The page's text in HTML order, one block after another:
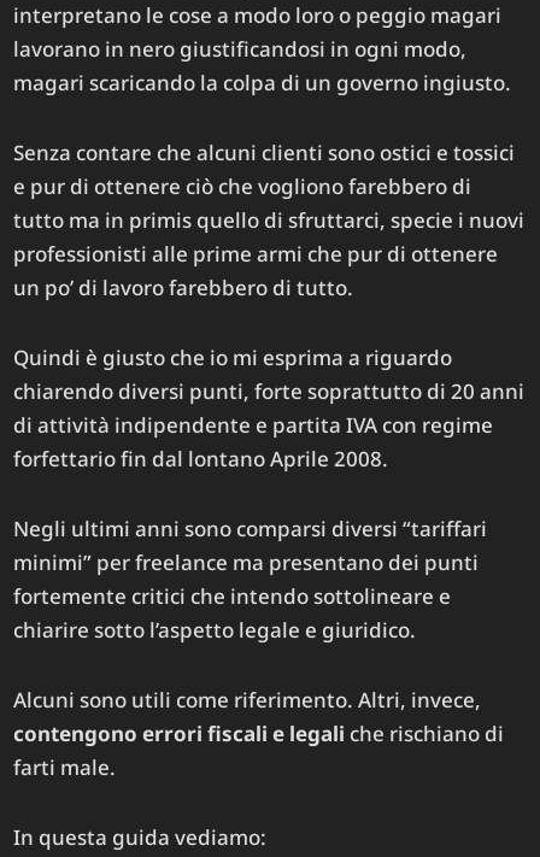
interpretano le cose a modo loro o peggio magari
lavorano in nero giustificandosi in ogni modo,
magari scaricando la colpa di un governo ingiusto.
Senza contare che alcuni clienti sono ostici e tossici
e pur di ottenere ciò che vogliono farebbero di
tutto ma in primis quello di sfruttarci, specie i nuovi
professionisti alle prime armi che pur di ottenere
un po’ di lavoro farebbero di tutto.
Quindi è giusto che io mi esprima a riguardo
chiarendo diversi punti, forte soprattutto di 20 anni
di attività indipendente e partita IVA con regime
forfettario fin dal lontano Aprile 2008.
Negli ultimi anni sono comparsi diversi “tariffari
minimi” per freelance ma presentano dei punti
fortemente critici che intendo sottolineare e
chiarire sotto l’aspetto legale e giuridico.
Alcuni sono utili come riferimento. Altri, invece,
contengono errori fiscali e legali che rischiano di
farti male.
In questa guida vediamo: